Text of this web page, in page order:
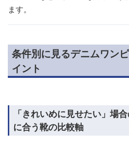
ます。
条件別に見るデニムワン
イント
「きれいめに見せたい」場
に合う靴の比較軸